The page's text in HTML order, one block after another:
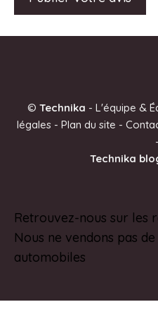
n
v
e
© Technika - L'équipe &
légales- Plan du site -
-
Technika
Retrouvez-nous sur les
Nous ne vendons pas
automobiles